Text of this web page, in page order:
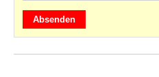
Absenden